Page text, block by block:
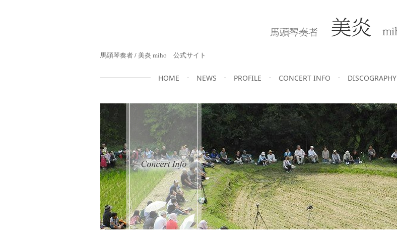
馬頭琴奏者 / 美炎 miho 公式サイト
HOME NEWS PROFILE CONCERT INFO DISCOGRAPHY